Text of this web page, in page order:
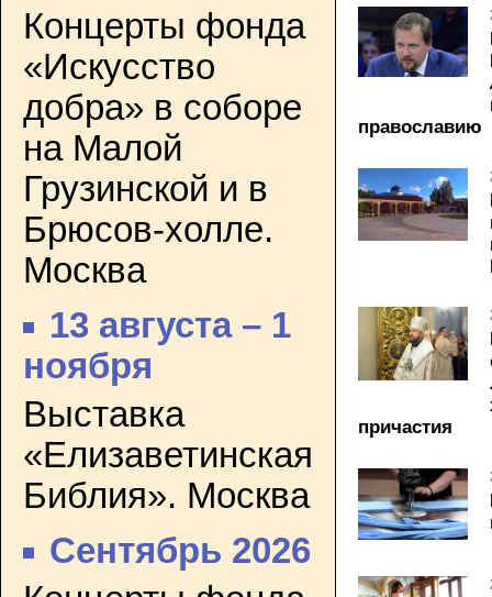
Концерты фонда
«Искусство
добра» в соборе
на Малой
Грузинской и в
Брюсов-холле.
Москва
13 августа – 1
ноября
Выставка
«Елизаветинская
Библия». Москва
Сентябрь 2026
православию
причастия